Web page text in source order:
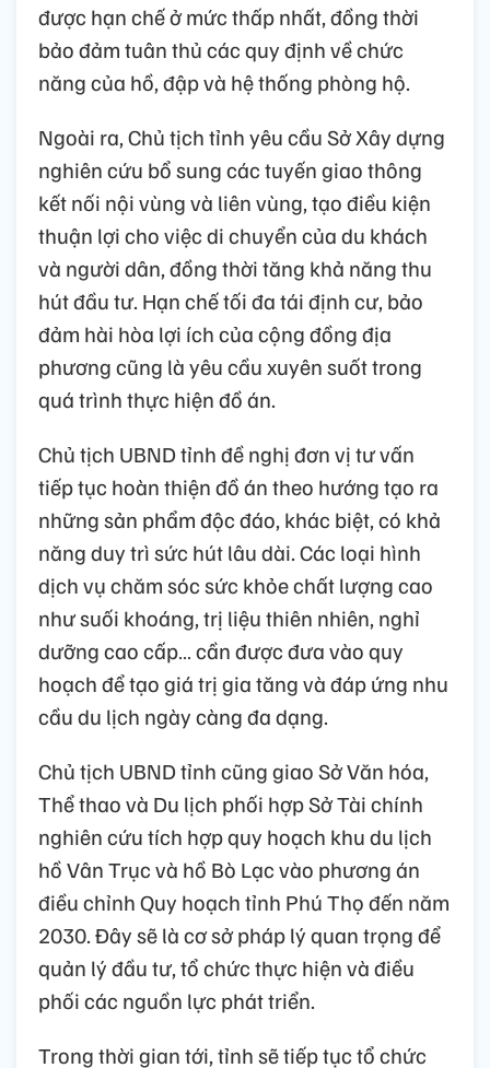
được hạn chế ở mức thấp nhất, đồng thời
bảo đảm tuân thủ các quy định về chức
năng của hồ, đập và hệ thống phòng hộ.
Ngoài ra, Chủ tịch tỉnh yêu cầu Sở Xây dựng
nghiên cứu bổ sung các tuyến giao thông
kết nối nội vùng và liên vùng, tạo điều kiện
thuận lợi cho việc di chuyển của du khách
và người dân, đồng thời tăng khả năng thu
hút đầu tư. Hạn chế tối đa tái định cư, bảo
đảm hài hòa lợi ích của cộng đồng địa
phương cũng là yêu cầu xuyên suốt trong
quá trình thực hiện đồ án.
Chủ tịch UBND tỉnh đề nghị đơn vị tư vấn
tiếp tục hoàn thiện đồ án theo hướng tạo ra
những sản phẩm độc đáo, khác biệt, có khả
năng duy trì sức hút lâu dài. Các loại hình
dịch vụ chăm sóc sức khỏe chất lượng cao
như suối khoáng, trị liệu thiên nhiên, nghỉ
dưỡng cao cấp… cần được đưa vào quy
hoạch để tạo giá trị gia tăng và đáp ứng nhu
cầu du lịch ngày càng đa dạng.
Chủ tịch UBND tỉnh cũng giao Sở Văn hóa,
Thể thao và Du lịch phối hợp Sở Tài chính
nghiên cứu tích hợp quy hoạch khu du lịch
hồ Vân Trục và hồ Bò Lạc vào phương án
điều chỉnh Quy hoạch tỉnh Phú Thọ đến năm
2030. Đây sẽ là cơ sở pháp lý quan trọng để
quản lý đầu tư, tổ chức thực hiện và điều
phối các nguồn lực phát triển.
Trong thời gian tới, tỉnh sẽ tiếp tục tổ chức